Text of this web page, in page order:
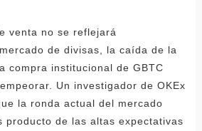
venta no se reflejará
de divisas, la caída de la
compra institucional de GBTC
Un investigador de OKEx
la ronda actual del mercado
producto de las altas expectativas